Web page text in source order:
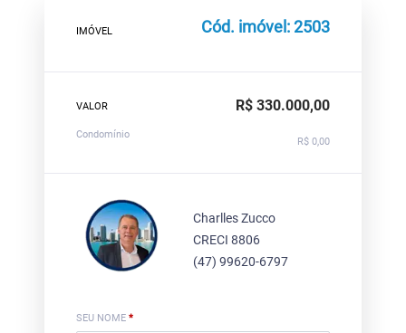
IMÓVEL Cód. imóvel: 2503
VALOR R$ 330.000,00
Condomínio
R$ 0,00
Charlles Zucco
CRECI 8806
(47) 99620-6797
SEU NOME *